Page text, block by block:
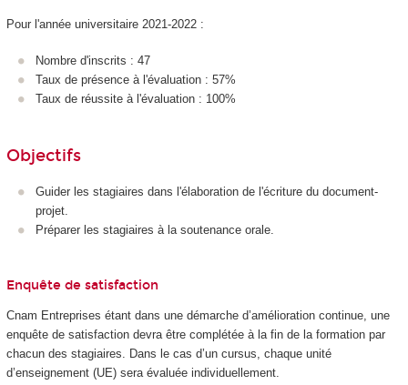
Pour l'année universitaire 2021-2022 :
Nombre d'inscrits : 47
Taux de présence à l'évaluation : 57%
Taux de réussite à l'évaluation : 100%
Objectifs
Guider les stagiaires dans l'élaboration de l'écriture du document-
projet.
Préparer les stagiaires à la soutenance orale.
Enquête de satisfaction
Cnam Entreprises étant dans une démarche d’amélioration continue, une
enquête de satisfaction devra être complétée à la fin de la formation par
chacun des stagiaires. Dans le cas d’un cursus, chaque unité
d’enseignement (UE) sera évaluée individuellement.